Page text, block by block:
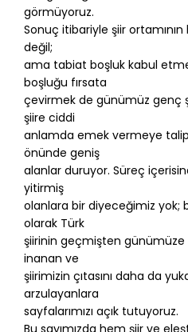
görmüyoruz.
Sonuç itibariyle şiir ortamının
değil;
ama tabiat boşluk kabul
boşluğu fırsata
çevirmek de günümüz genç
şiire ciddi
anlamda emek vermeye
önünde geniş
alanlar duruyor. Süreç
yitirmiş
olanlara bir diyeceğimiz yok;
olarak Türk
şiirinin geçmişten
inanan ve
şiirimizin çıtasını daha da
arzulayanlara
sayfalarımızı açık tutuyoruz.
Bu sayımızda hem şiir ve